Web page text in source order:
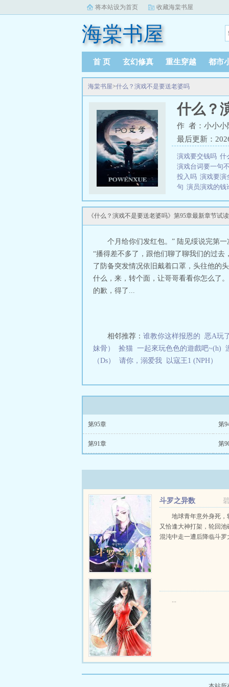
将本站设为首页 收藏海棠书屋
海棠书屋
首 页 玄幻修真 重生穿越 都市
海棠书屋>什么？演戏不是要送老婆吗
什么？
作 者：小小小
最后更新：
演戏要交钱吗 什
演戏台词要一句
投入吗 演戏要
句 演员演戏的
老婆吗简介：
emsp;emsp;过气
么？演戏不是要
《什么？演戏不是要送老婆吗》第95章最新章节试读
个月给你们发红包。” 陆见绥说完第
“播得差不多了，跟他们聊了聊我们的过
了防备突发情况依旧戴着口罩，头往他的
什么，来，转个面，让哥哥看看你怎么了
的歉，得了...
相邻推荐： 谁教你这样报恩的 恶A玩
妹骨）
捡猫 一起來玩色色的遊戲吧~(h)
（Ds）
请你，溺爱我 以寇王1 (NPH）
第95章 第
第91章 第
斗罗之异数
地球青年意外身死，
又恰逢大神打架，轮回池
混沌中走一遭后降临斗罗
...